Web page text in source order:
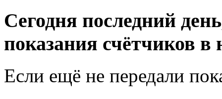
Сегодня последний
показания счётчиков в
Если ещё не передали